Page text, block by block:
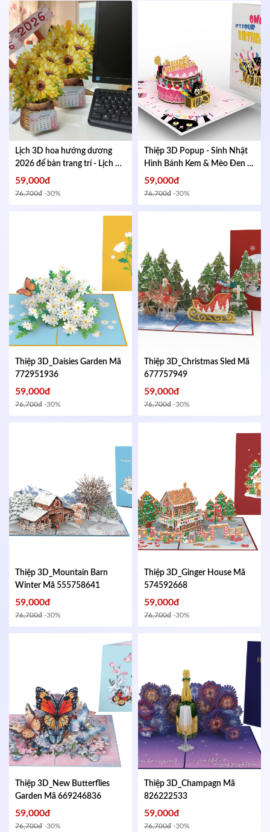
Lịch 3D hoa hướng dương
2026 để bàn trang trí - Lịch để
bàn đẹp, quà tặng năm mới,
decor văn phòng
59,000đ
76,700đ -30%
Thiệp 3D Popup - Sinh Nhật
Hình Bánh Kem & Mèo Đen -
HAPPY BIRTHDAY - Kích
thước gập lại 102x152mm
59,000đ
76,700đ -30%
Thiệp 3D_Daisies Garden Mã
772951936
59,000đ
76,700đ -30%
Thiệp 3D_Christmas Sled Mã
677757949
59,000đ
76,700đ -30%
Thiệp 3D_Mountain Barn
Winter Mã 555758641
59,000đ
76,700đ -30%
Thiệp 3D_Ginger House Mã
574592668
59,000đ
76,700đ -30%
Thiệp 3D_New Butterflies
Garden Mã 669246836
59,000đ
76,700đ -30%
Thiệp 3D_Champagn Mã
826222533
59,000đ
76,700đ -30%